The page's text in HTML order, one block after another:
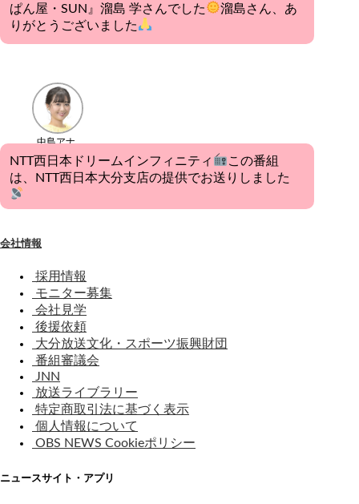
ぱん屋・SUN』溜島 学さんでした
溜島さん、あ
りがとうございました
中島アナ
NTT西日本ドリームインフィニティ
この番組
は、NTT西日本大分支店の提供でお送りしました
会社情報
採用情報
モニター募集
会社見学
後援依頼
大分放送文化・スポーツ振興財団
番組審議会
JNN
放送ライブラリー
特定商取引法に基づく表示
個人情報について
OBS NEWS Cookieポリシー
ニュースサイト・アプリ